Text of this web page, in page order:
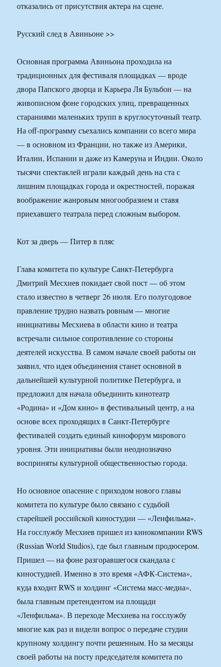
отказались от присутствия актера на сцене.
Русский след в Авиньоне >>
Основная программа Авиньона проходила на
традиционных для фестиваля площадках — вроде
двора Папского дворца и Карьера Ля Бульбон — на
живописном фоне городских улиц, превращенных
стараниями маленьких трупп в круглосуточный театр.
На off-программу съехались компании со всего мира
— в основном из Франции, но также из Америки,
Италии, Испании и даже из Камеруна и Индии. Около
тысячи спектаклей играли каждый день на ста с
лишним площадках города и окрестностей, поражая
воображение жанровым многообразием и ставя
приехавшего театрала перед сложным выбором.
Кот за дверь — Питер в пляс
Глава комитета по культуре Санкт-Петербурга
Дмитрий Месхиев покидает свой пост — об этом
стало известно в четверг 26 июля. Его полугодовое
правление трудно назвать ровным — многие
инициативы Месхиева в области кино и театра
встречали сильное сопротивление со стороны
деятелей искусства. В самом начале своей работы он
заявил, что идея объединения станет основной в
дальнейшей культурной политике Петербурга, и
предложил для начала объединить кинотеатр
«Родина» и «Дом кино» в фестивальный центр, а на
основе всех проходящих в Санкт-Петербурге
фестивалей создать единый кинофорум мирового
уровня. Эти инициативы были неоднозначно
восприняты культурной общественностью города.
Но основное опасение с приходом нового главы
комитета по культуре было связано с судьбой
старейшей российской киностудии — «Ленфильма».
На госслужбу Месхиев пришел из кинокомпании RWS
(Russian World Studios), где был главным продюсером.
Пришел — на фоне разгоравшегося скандала с
киностудией. Именно в это время «АФК-Система»,
куда входит RWS и холдинг «Система масс-медиа»,
была главным претендентом на площади
«Ленфильма». В переходе Месхиева на госслужбу
многие как раз и видели вопрос о передаче студии
крупному холдингу почти решенным. Но за месяцы
своей работы на посту председателя комитета по